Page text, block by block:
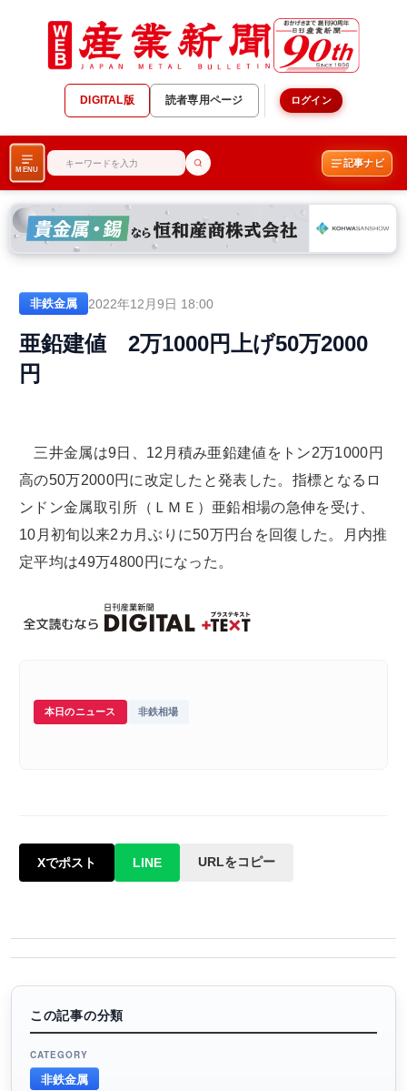
DIGITAL版 読者専用ページ ログイン
MENU
記事ナビ
非鉄金属 2022年12月9日 18:00
亜鉛建値 2万1000円上げ50万2000
円
三井金属は9日、12月積み亜鉛建値をトン2万1000円
高の50万2000円に改定したと発表した。指標となるロ
ンドン金属取引所（ＬＭＥ）亜鉛相場の急伸を受け、
10月初旬以来2カ月ぶりに50万円台を回復した。月内推
定平均は49万4800円になった。
本日のニュース 非鉄相場
Xでポスト LINE URLをコピー
この記事の分類
CATEGORY
非鉄金属